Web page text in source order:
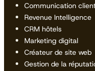
Communication
Revenue Intelligence
CRM hôtels
Marketing digital
Créateur de site web
Gestion de la